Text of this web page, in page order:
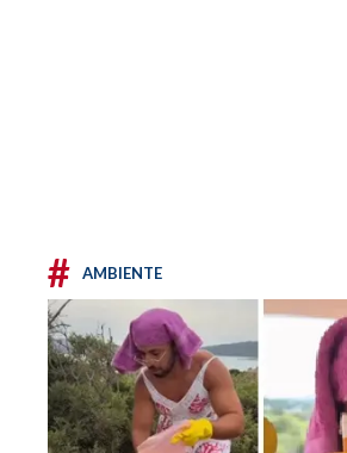
# AMBIENTE